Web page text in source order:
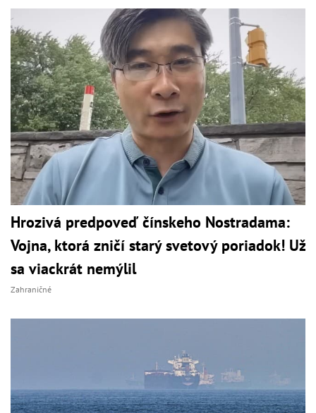
Hrozivá predpoveď čínskeho Nostradama:
Vojna, ktorá zničí starý svetový poriadok! Už
sa viackrát nemýlil
Zahraničné